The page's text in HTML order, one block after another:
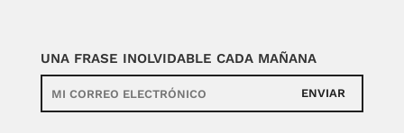
UNA FRASE INOLVIDABLE CADA MAÑANA
ENVIAR